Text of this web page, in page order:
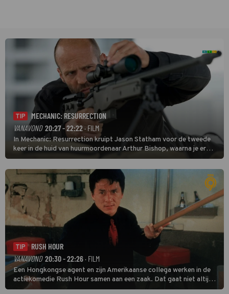
TIP
MECHANIC: RESURRECTION
VANAVOND 20:27 - 22:22· FILM
In Mechanic: Resurrection kruipt Jason Statham voor de tweede
keer in de huid van huurmoordenaar Arthur Bishop, waarna je er
donder op kunt zeggen dat er van Bishops geplande pensioen niet
veel terechtkomt.
TIP
RUSH HOUR
VANAVOND 20:30 - 22:26 · FILM
Een Hongkongse agent en zijn Amerikaanse collega werken in de
actiekomedie Rush Hour samen aan een zaak. Dat gaat niet altijd
van een leien dakje.